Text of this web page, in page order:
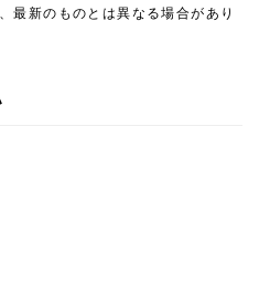
最新のものとは異なる場合があり